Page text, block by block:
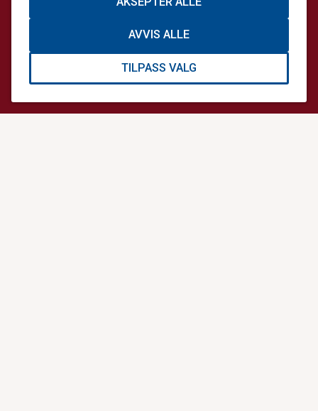
AVVIS ALLE
TILPASS VALG
64 90 43 00
post@norskluftambulanse.no
64 90 44 44